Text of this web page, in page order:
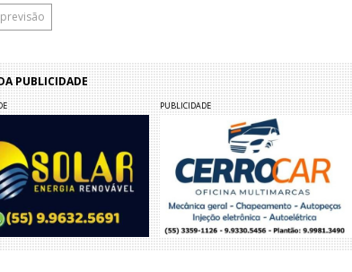
previsão
PUBLICIDADE
PUBLICIDADE